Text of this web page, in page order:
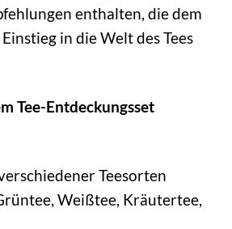
enthalten, die dem
in die Welt des Tees
Tee-Entdeckungsset
Teesorten
Weißtee, Kräutertee,